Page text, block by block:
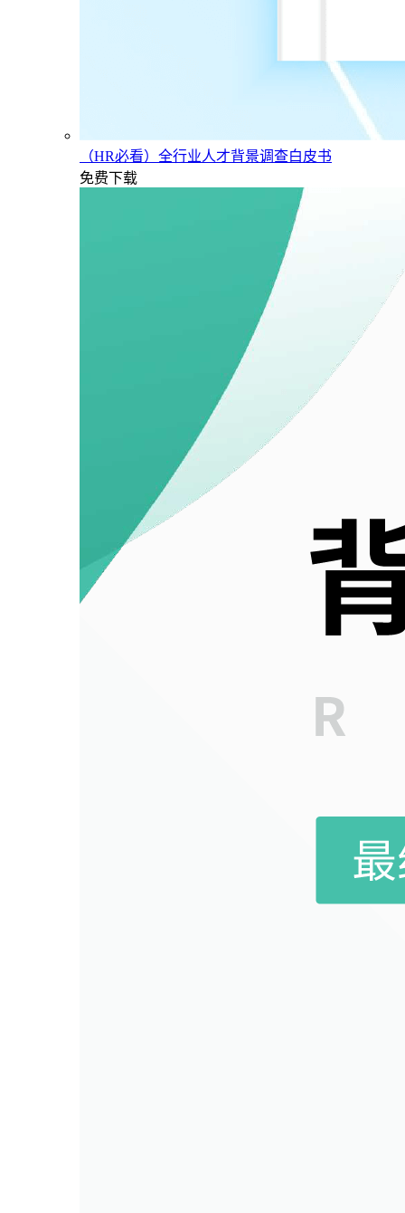
（HR必看）全行业人才背景调查白皮书
免费下载